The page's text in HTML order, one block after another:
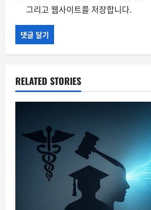
그리고 웹사이트를 저장합니다.
RELATED STORIES